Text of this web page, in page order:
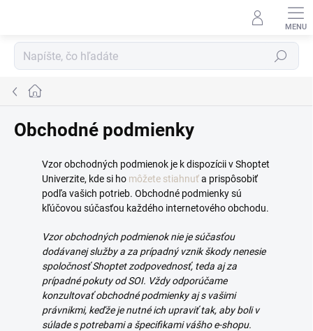
Hľadať
Domov
Obchodné podmienky
Vzor obchodných podmienok je k dispozícii v Shoptet
Univerzite, kde si ho môžete stiahnuťa prispôsobiť
podľa vašich potrieb. Obchodné podmienky sú
kľúčovou súčasťou každého internetového obchodu.
Vzor obchodných podmienok nie je súčasťou
dodávanej služby a za prípadný vznik škody nenesie
spoločnosť Shoptet zodpovednosť, teda aj za
prípadné pokuty od SOI. Vždy odporúčame
konzultovať obchodné podmienky aj s vašimi
právnikmi, keďže je nutné ich upraviť tak, aby boli v
súlade s potrebami a špecifikami vášho e-shopu.